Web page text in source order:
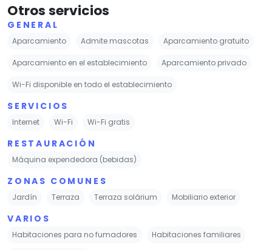
Otros servicios
GENERAL
Aparcamiento Admite mascotas Aparcamiento gratuito
Aparcamiento en el establecimiento Aparcamiento privado
Wi-Fi disponible en todo el establecimiento
SERVICIOS
Internet Wi-Fi Wi-Fi gratis
RESTAURACIÓN
Máquina expendedora (bebidas)
ZONAS COMUNES
Jardín Terraza Terraza solárium Mobiliario exterior
VARIOS
Habitaciones para no fumadores Habitaciones familiares